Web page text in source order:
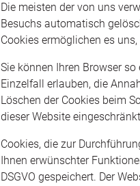
Die meisten der von uns
Besuchs automatisch
Cookies ermöglichen es
Sie können Ihren Browser
Einzelfall erlauben, die
Löschen der Cookies beim
dieser Website
Cookies, die zur
Ihnen erwünschter
DSGVO gespeichert. Der